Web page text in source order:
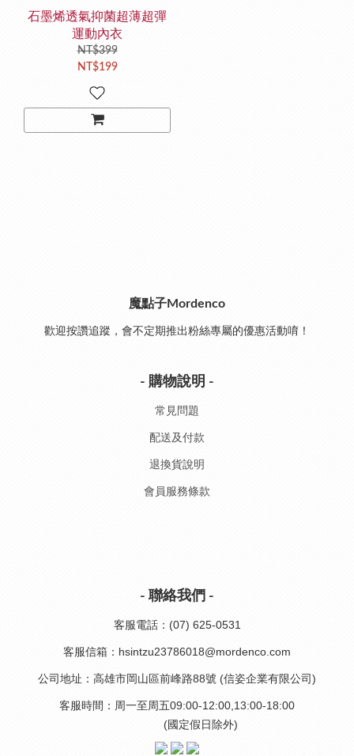
石墨烯透氣抑菌超薄超彈
運動內衣
NT$399
NT$199
魔點子Mordenco
歡迎按讚追蹤，會不定期推出粉絲專屬的優惠活動唷！
- 購物說明 -
常見問題
配送及付款
退換貨說明
會員服務條款
- 聯絡我們 -
客服電話：(07) 625-0531
客服信箱：hsintzu23786018@mordenco.com
公司地址：高雄市岡山區前峰路88號 (信姿企業有限公司)
客服時間：周一至周五09:00-12:00,13:00-18:00
(國定假日除外)